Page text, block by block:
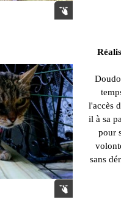
l'accès
il à sa
pour
sans